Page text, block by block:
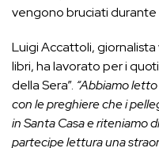
vengono bruciati durante
Luigi Accattoli,
libri, ha lavorato per i
della Sera”. “Abbiamo
con le preghiere che i
in Santa Casa e riteniamo
partecipe lettura una